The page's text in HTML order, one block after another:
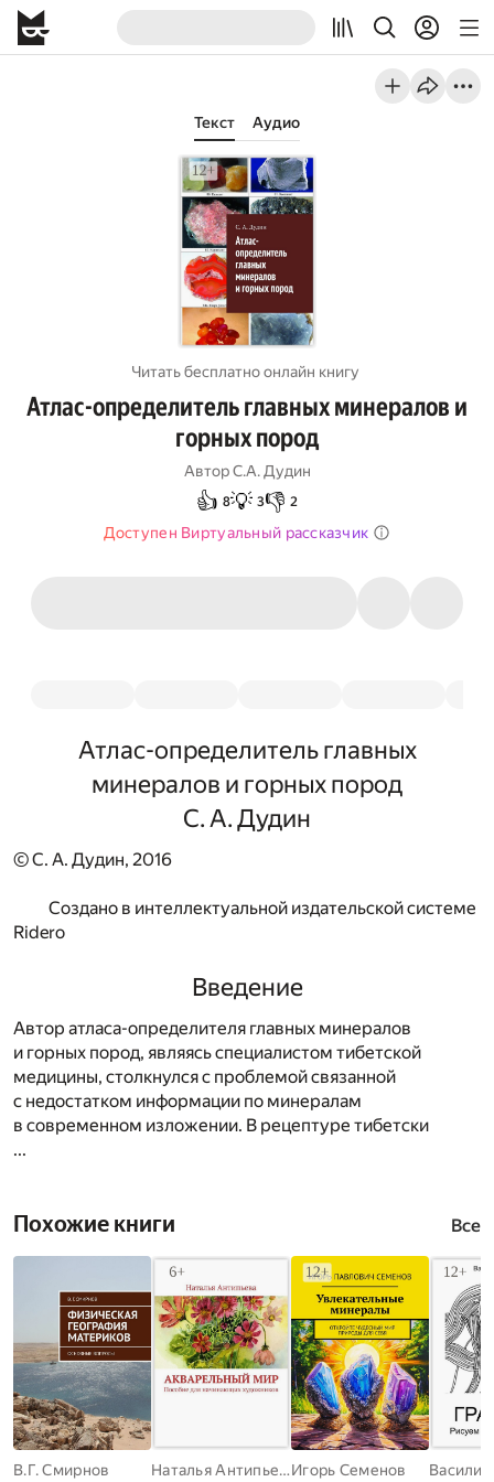
Текст Аудио
Читать бесплатно онлайн книгу
Атлас-определитель главных минералов и
горных пород
Автор С.А. Дудин
👍 8💡 3👎 2
Доступен Виртуальный рассказчик
Атлас-определитель главных
минералов и горных пород
С. А. Дудин
© С. А. Дудин, 2016
Создано в интеллектуальной издательской системе
Ridero
Введение
Автор атласа-определителя главных минералов
и горных пород, являясь специалистом тибетской
медицины, столкнулся с проблемой связанной
с недостатком информации по минералам
в современном изложении. В рецептуре тибетски
...
Похожие книги Все
В.Г. Смирнов
Наталья АнтипьеваИгорь Семенов